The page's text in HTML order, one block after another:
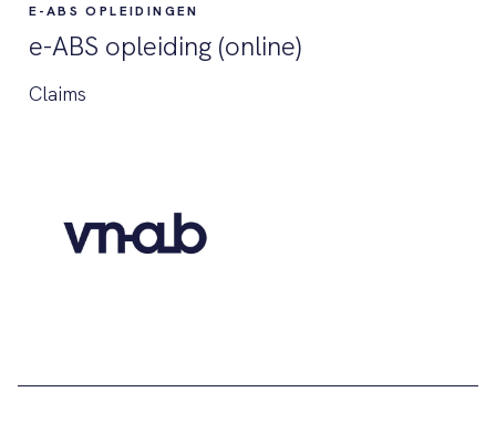
E-ABS OPLEIDINGEN
e-ABS opleiding (online)
Claims